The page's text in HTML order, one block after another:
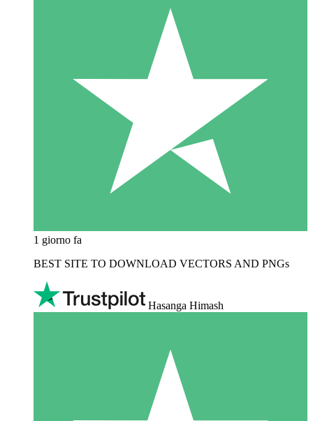
1 giorno fa
BEST SITE TO DOWNLOAD VECTORS AND PNGs
Hasanga Himash